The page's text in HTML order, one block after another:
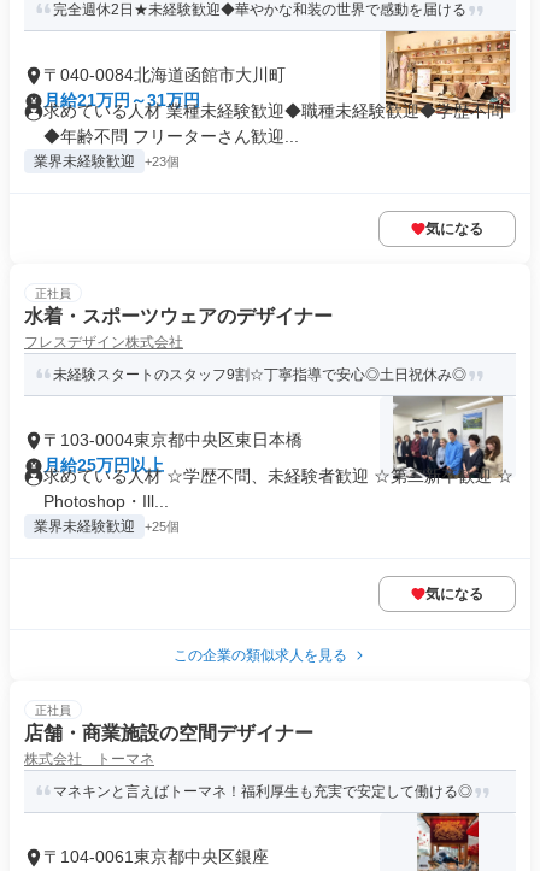
完全週休2日★未経験歓迎◆華やかな和装の世界で感動を届ける
〒040-0084北海道函館市大川町
月給21万円～31万円
求めている人材 業種未経験歓迎◆職種未経験歓迎◆学歴不問
◆年齢不問 フリーターさん歓迎...
業界未経験歓迎 +23個
気になる
正社員
水着・スポーツウェアのデザイナー
フレスデザイン株式会社
未経験スタートのスタッフ9割☆丁寧指導で安心◎土日祝休み◎
〒103-0004東京都中央区東日本橋
月給25万円以上
求めている人材 ☆学歴不問、未経験者歓迎 ☆第二新卒歓迎 ☆
Photoshop・Ill...
業界未経験歓迎 +25個
気になる
この企業の類似求人を見る
正社員
店舗・商業施設の空間デザイナー
株式会社 トーマネ
マネキンと言えばトーマネ！福利厚生も充実で安定して働ける◎
〒104-0061東京都中央区銀座